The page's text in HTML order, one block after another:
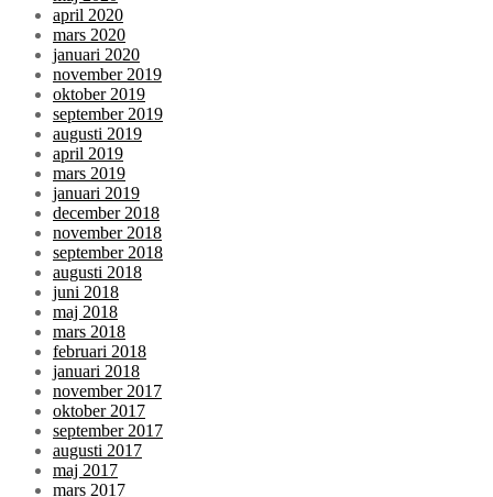
april 2020
mars 2020
januari 2020
november 2019
oktober 2019
september 2019
augusti 2019
april 2019
mars 2019
januari 2019
december 2018
november 2018
september 2018
augusti 2018
juni 2018
maj 2018
mars 2018
februari 2018
januari 2018
november 2017
oktober 2017
september 2017
augusti 2017
maj 2017
mars 2017